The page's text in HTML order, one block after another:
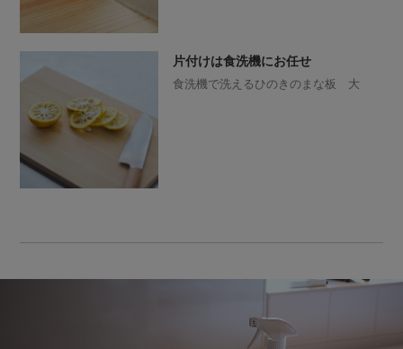
片付けは食洗機にお任せ
食洗機で洗えるひのきのまな板 大